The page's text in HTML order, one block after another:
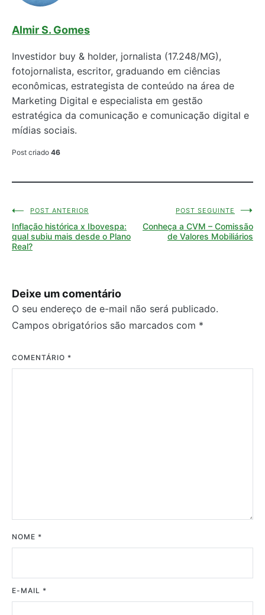
Almir S. Gomes
Investidor buy & holder, jornalista (17.248/MG),
fotojornalista, escritor, graduando em ciências
econômicas, estrategista de conteúdo na área de
Marketing Digital e especialista em gestão
estratégica da comunicação e comunicação digital e
mídias sociais.
Post criado 46
Navegação
de
POST ANTERIOR
Inflação histórica x Ibovespa:
qual subiu mais desde o Plano
Real?
POST SEGUINTE
Conheça a CVM – Comissão
de Valores Mobiliários
Deixe um comentário
O seu endereço de e-mail não será publicado.
Campos obrigatórios são marcados com *
COMENTÁRIO *
NOME *
E-MAIL *